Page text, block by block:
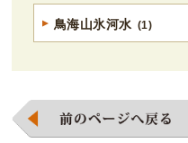
鳥海山氷河水 (1)